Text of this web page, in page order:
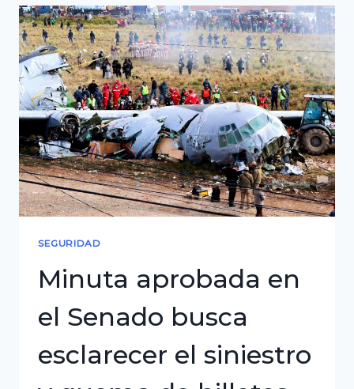
conferencia
hemisférica
contra
cárteles
en
Miami
SEGURIDAD
Minuta aprobada en
el Senado busca
esclarecer el siniestro